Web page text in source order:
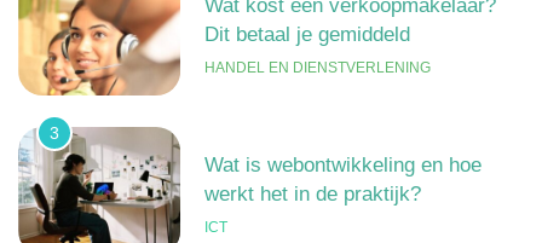
Dit betaal je gemiddeld
HANDEL EN DIENSTVERLENING
3
Wat is webontwikkeling en hoe
werkt het in de praktijk?
ICT